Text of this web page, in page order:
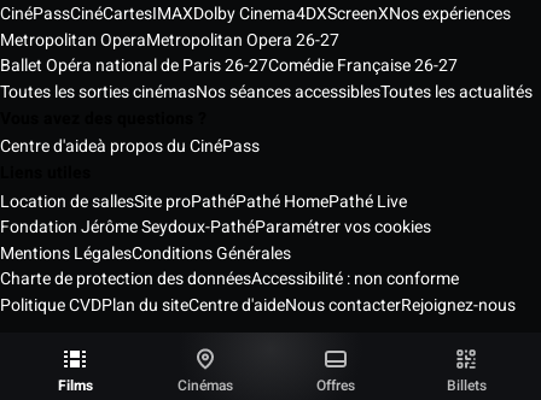
Films Cinémas Offres Billets
CinéPassCinéCartesIMAXDolby Cinema4DXScreenXNos expériences
Metropolitan OperaMetropolitan Opera 26-27
Ballet Opéra national de Paris 26-27Comédie Française 26-27
Toutes les sorties cinémasNos séances accessiblesToutes les actualités
Centre d'aideà propos du CinéPass
Location de sallesSite proPathéPathé HomePathé Live
Fondation Jérôme Seydoux-PathéParamétrer vos cookies
Mentions LégalesConditions Générales
Charte de protection des donnéesAccessibilité : non conforme
Politique CVDPlan du siteCentre d'aideNous contacterRejoignez-nous
Pathé Cinémas Services © 2026
Tous droits réservés ®